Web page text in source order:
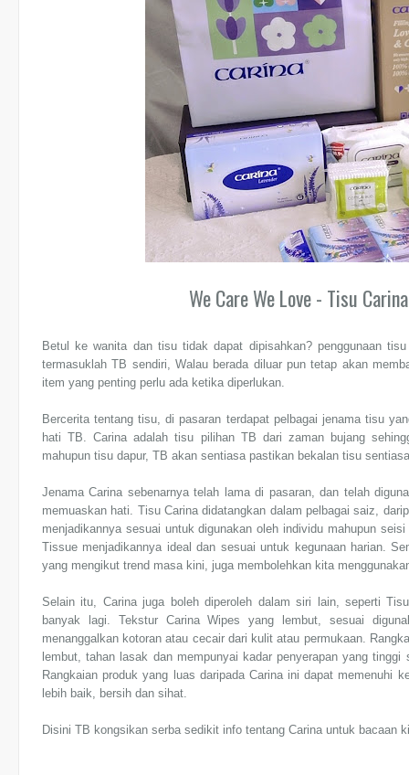
We Care We Love - Tisu
Betul ke wanita dan tisu tidak dapat dipisahkan? penggunaan
termasuklah TB sendiri, Walau berada diluar pun tetap akan
item yang penting perlu ada ketika diperlukan.
Bercerita tentang tisu, di pasaran terdapat pelbagai jenama tisu
hati TB. Carina adalah tisu pilihan TB dari zaman bujang
mahupun tisu dapur, TB akan sentiasa pastikan bekalan tisu
Jenama Carina sebenarnya telah lama di pasaran, dan telah
memuaskan hati. Tisu Carina didatangkan dalam pelbagai saiz,
menjadikannya sesuai untuk digunakan oleh individu mahupun
Tissue menjadikannya ideal dan sesuai untuk kegunaan harian.
yang mengikut trend masa kini, juga membolehkan kita
Selain itu, Carina juga boleh diperoleh dalam siri lain, seperti
banyak lagi. Tekstur Carina Wipes yang lembut, sesuai
menanggalkan kotoran atau cecair dari kulit atau permukaan.
lembut, tahan lasak dan mempunyai kadar penyerapan yang
Rangkaian produk yang luas daripada Carina ini dapat memenuhi
lebih baik, bersih dan sihat.
Disini TB kongsikan serba sedikit info tentang Carina untuk bacaan